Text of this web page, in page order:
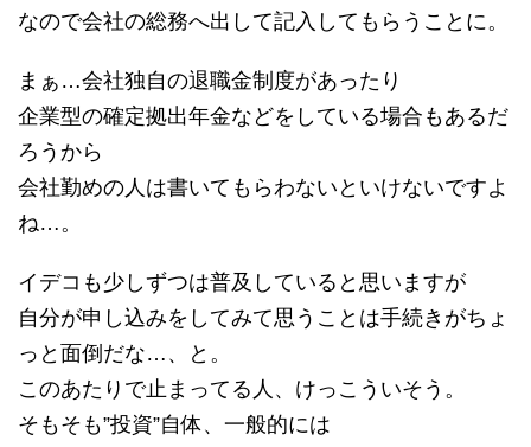
なので会社の総務へ出して記入してもらうことに。
まぁ…会社独自の退職金制度があったり
企業型の確定拠出年金などをしている場合もあるだ
ろうから
会社勤めの人は書いてもらわないといけないですよ
ね…。
イデコも少しずつは普及していると思いますが
自分が申し込みをしてみて思うことは手続きがちょ
っと面倒だな…、と。
このあたりで止まってる人、けっこういそう。
そもそも”投資”自体、一般的には